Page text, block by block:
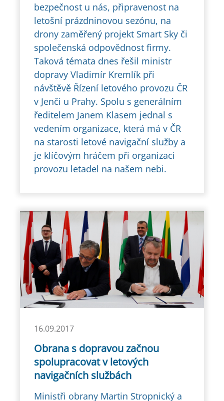
bezpečnost u nás, připravenost na
letošní prázdninovou sezónu, na
drony zaměřený projekt Smart Sky či
společenská odpovědnost firmy.
Taková témata dnes řešil ministr
dopravy Vladimír Kremlík při
návštěvě Řízení letového provozu ČR
v Jenči u Prahy. Spolu s generálním
ředitelem Janem Klasem jednal s
vedením organizace, která má v ČR
na starosti letové navigační služby a
je klíčovým hráčem při organizaci
provozu letadel na našem nebi.
16.09.2017
Obrana s dopravou začnou
spolupracovat v letových
navigačních službách
Ministři obrany Martin Stropnický a